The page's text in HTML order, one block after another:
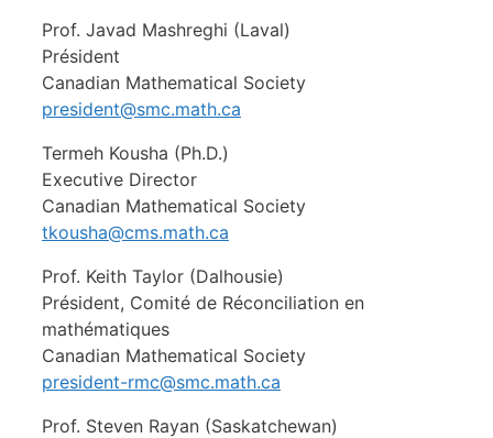
Prof. Javad Mashreghi (Laval)
Président
Canadian Mathematical Society
president@smc.math.ca
Termeh Kousha (Ph.D.)
Executive Director
Canadian Mathematical Society
tkousha@cms.math.ca
Prof. Keith Taylor (Dalhousie)
Président, Comité de Réconciliation en
mathématiques
Canadian Mathematical Society
president-rmc@smc.math.ca
Prof. Steven Rayan (Saskatchewan)